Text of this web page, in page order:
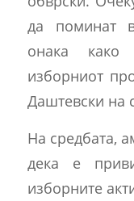
да поминат
онака
изборниот
Даштевски на
На средбата,
дека е
изборните